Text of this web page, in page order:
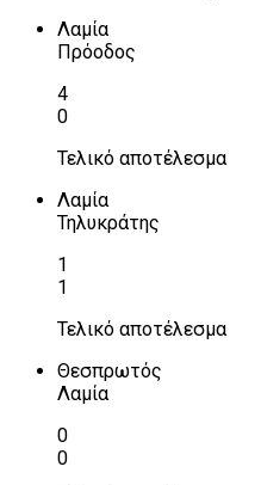
Λαμία
Πρόοδος
4
0
Τελικό αποτέλεσμα
Λαμία
Τηλυκράτης
1
1
Τελικό αποτέλεσμα
Θεσπρωτός
Λαμία
0
0